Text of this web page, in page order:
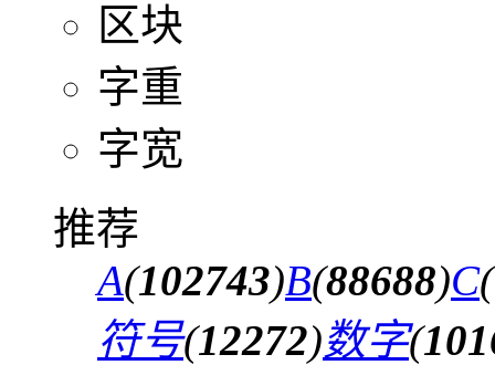
区块
字重
字宽
推荐
A(102743)B(88688)C(
符号(12272)数字(